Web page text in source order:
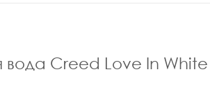
Creed Love In White